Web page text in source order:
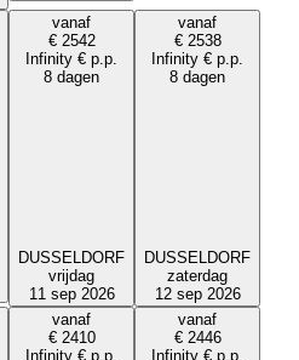
vanaf
€ 2542
Infinity € p.p.
8 dagen
DUSSELDORF
vrijdag
11 sep 2026
vanaf
€ 2538
Infinity € p.p.
8 dagen
DUSSELDORF
zaterdag
12 sep 2026
vanaf
€ 2410
Infinity € p.p.
vanaf
€ 2446
Infinity € p.p.